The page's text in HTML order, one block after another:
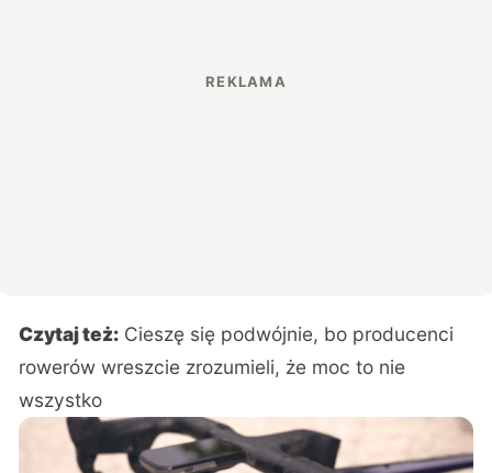
Czytaj też: Cieszę się podwójnie, bo producenci
rowerów wreszcie zrozumieli, że moc to nie
wszystko